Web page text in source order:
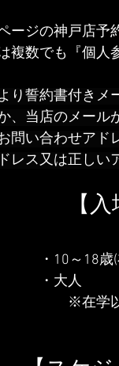
ージの神戸店予
複数でも『個人
り誓約書付きメ
、当店のメール
問い合わせアド
レス又は正し
・参
在学中)　
　　　
は大